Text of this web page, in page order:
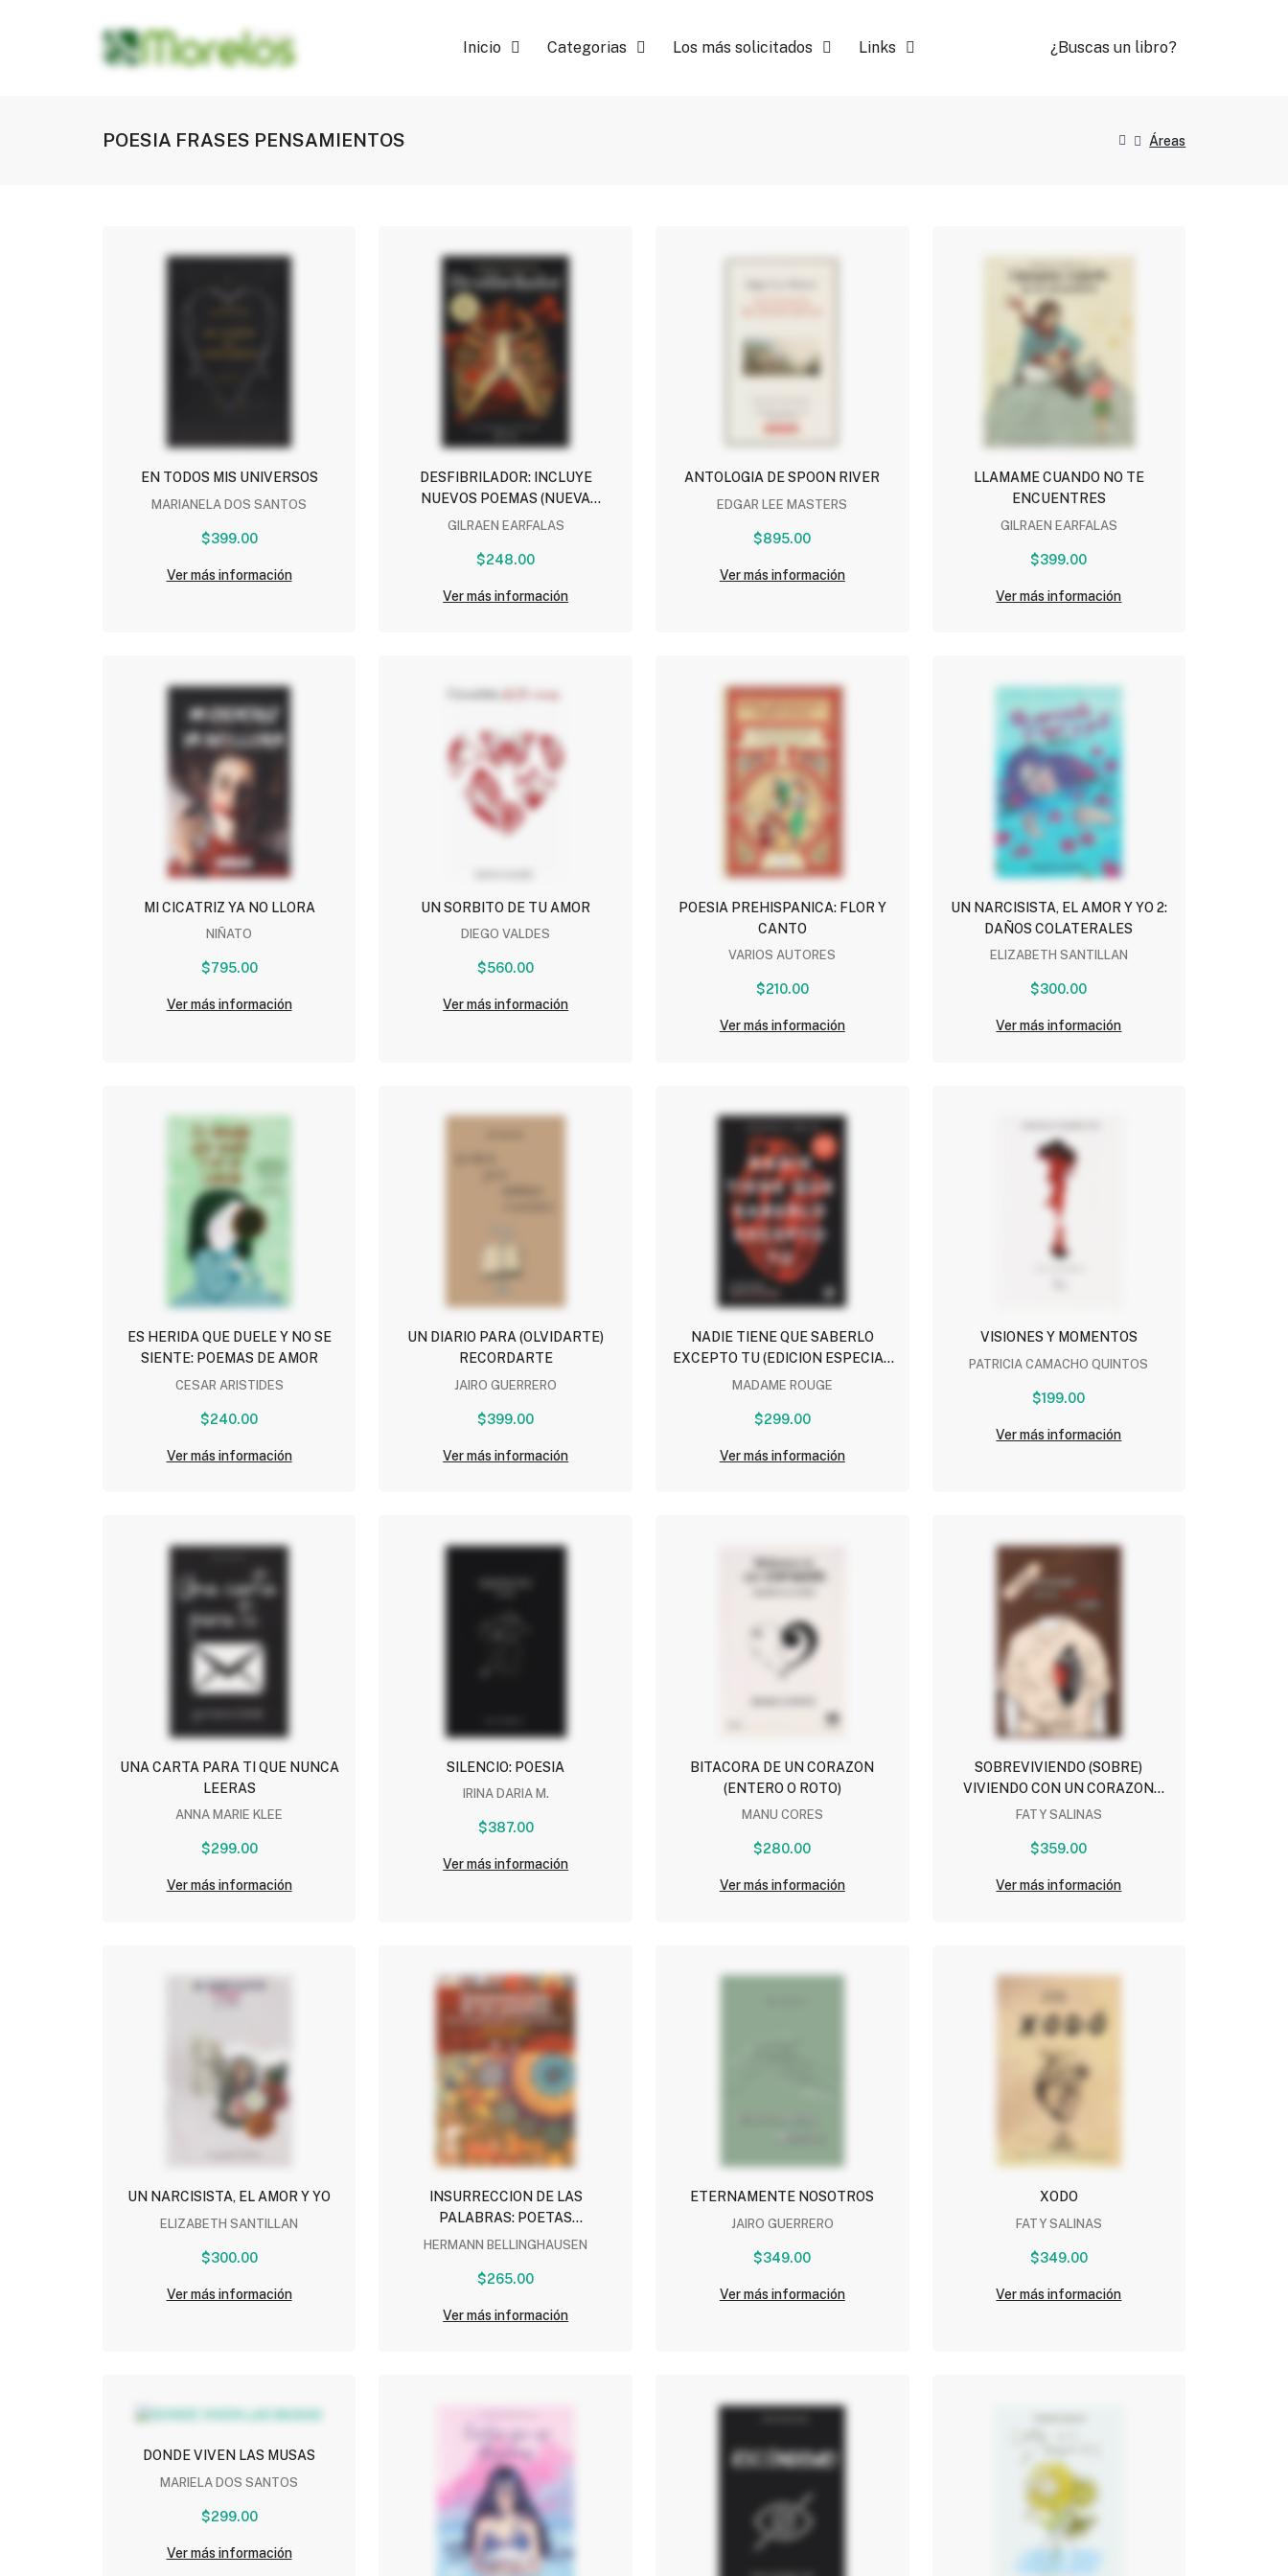
Inicio Categorias Los más solicitados Links ¿Buscas un libro?
POESIA FRASES PENSAMIENTOS Áreas
EN TODOS MIS UNIVERSOS
MARIANELA DOS SANTOS
$399.00
Ver más información
DESFIBRILADOR: INCLUYE
NUEVOS POEMAS (NUEVA
EDICION)
GILRAEN EARFALAS
$248.00
Ver más información
ANTOLOGIA DE SPOON RIVER
EDGAR LEE MASTERS
$895.00
Ver más información
LLAMAME CUANDO NO TE
ENCUENTRES
GILRAEN EARFALAS
$399.00
Ver más información
MI CICATRIZ YA NO LLORA
NIÑATO
$795.00
Ver más información
UN SORBITO DE TU AMOR
DIEGO VALDES
$560.00
Ver más información
POESIA PREHISPANICA: FLOR Y
CANTO
VARIOS AUTORES
$210.00
Ver más información
UN NARCISISTA, EL AMOR Y YO 2:
DAÑOS COLATERALES
ELIZABETH SANTILLAN
$300.00
Ver más información
ES HERIDA QUE DUELE Y NO SE
SIENTE: POEMAS DE AMOR
CESAR ARISTIDES
$240.00
Ver más información
UN DIARIO PARA (OLVIDARTE)
RECORDARTE
JAIRO GUERRERO
$399.00
Ver más información
NADIE TIENE QUE SABERLO
EXCEPTO TU (EDICION ESPECIAL
CON CONTENIDO INEDITO)
MADAME ROUGE
$299.00
Ver más información
VISIONES Y MOMENTOS
PATRICIA CAMACHO QUINTOS
$199.00
Ver más información
UNA CARTA PARA TI QUE NUNCA
LEERAS
ANNA MARIE KLEE
$299.00
Ver más información
SILENCIO: POESIA
IRINA DARIA M.
$387.00
Ver más información
BITACORA DE UN CORAZON
(ENTERO O ROTO)
MANU CORES
$280.00
Ver más información
SOBREVIVIENDO (SOBRE)
VIVIENDO CON UN CORAZON
ROTO
FATY SALINAS
$359.00
Ver más información
UN NARCISISTA, EL AMOR Y YO
ELIZABETH SANTILLAN
$300.00
Ver más información
INSURRECCION DE LAS
PALABRAS: POETAS
CONTEMPORANEOS EN LENGUAS
HERMANN BELLINGHAUSEN
$265.00
Ver más información
ETERNAMENTE NOSOTROS
JAIRO GUERRERO
$349.00
Ver más información
XODO
FATY SALINAS
$349.00
Ver más información
DONDE VIVEN LAS MUSAS
MARIELA DOS SANTOS
$299.00
Ver más información